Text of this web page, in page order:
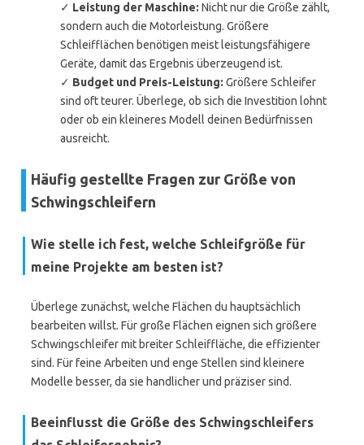
✓ Leistung der Maschine: Nicht nur die Größe zählt,
sondern auch die Motorleistung. Größere
Schleifflächen benötigen meist leistungsfähigere
Geräte, damit das Ergebnis überzeugend ist.
✓ Budget und Preis-Leistung: Größere Schleifer
sind oft teurer. Überlege, ob sich die Investition lohnt
oder ob ein kleineres Modell deinen Bedürfnissen
ausreicht.
Häufig gestellte Fragen zur Größe von
Schwingschleifern
Wie stelle ich fest, welche Schleifgröße für
meine Projekte am besten ist?
Überlege zunächst, welche Flächen du hauptsächlich
bearbeiten willst. Für große Flächen eignen sich größere
Schwingschleifer mit breiter Schleiffläche, die effizienter
sind. Für feine Arbeiten und enge Stellen sind kleinere
Modelle besser, da sie handlicher und präziser sind.
Beeinflusst die Größe des Schwingschleifers